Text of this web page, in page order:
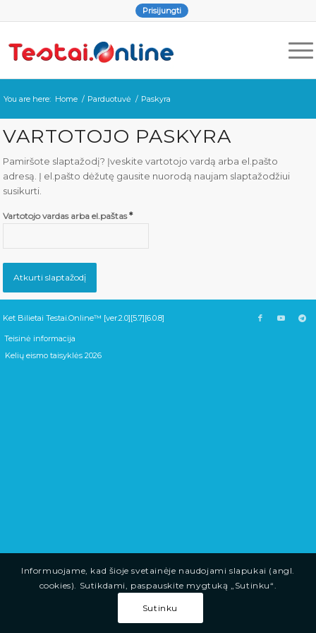
Prisijungti
You are here: Home / Parduotuvė / Paskyra
VARTOTOJO PASKYRA
Pamiršote slaptažodį? Įveskite vartotojo vardą arba el.pašto
adresą. Į el.pašto dėžutę gausite nuorodą naujam slaptažodžiui
susikurti.
Vartotojo vardas arba el.paštas*
Atkurti slaptažodį
Ket Bilietai Testai.Online™ [ver.2.0][5.7][6.0.8]
Teisinė informacija
Kelių eismo taisyklės 2026
Informuojame, kad šioje svetainėje naudojami slapukai (angl.
cookies). Sutikdami, paspauskite mygtuką „Sutinku“.
Sutinku